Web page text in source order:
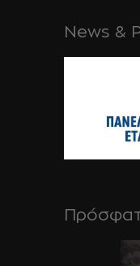
News &